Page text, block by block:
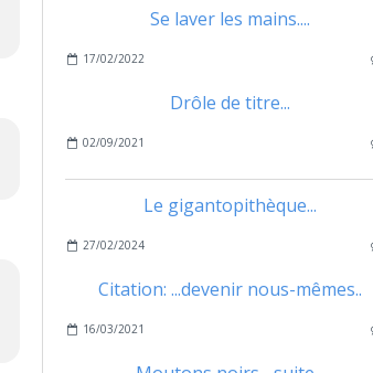
Se laver les mains....
17/02/2022
Drôle de titre...
02/09/2021
Le gigantopithèque...
27/02/2024
Citation: ...devenir nous-mêmes..
16/03/2021